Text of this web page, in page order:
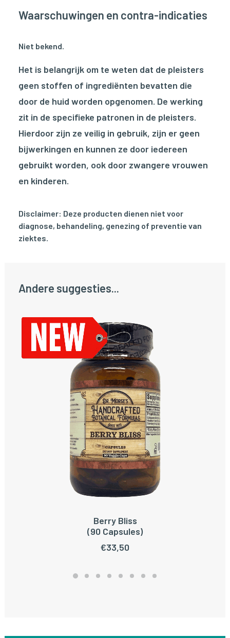
Waarschuwingen en contra-indicaties
Niet bekend.
Het is belangrijk om te weten dat de pleisters
geen stoffen of ingrediënten bevatten die
door de huid worden opgenomen. De werking
zit in de specifieke patronen in de pleisters.
Hierdoor zijn ze veilig in gebruik, zijn er geen
bijwerkingen en kunnen ze door iedereen
gebruikt worden, ook door zwangere vrouwen
en kinderen.
Disclaimer: Deze producten dienen niet voor
diagnose, behandeling, genezing of preventie van
ziektes.
Andere suggesties...
TOEVOEGEN AAN WINKELWAGEN
Berry Bliss
(90 Capsules)
€33,50